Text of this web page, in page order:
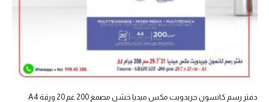
دفتر رسم كانسون جريدويت مكس ميديا خشن مصمغ 200 غم 20 ورقة A4